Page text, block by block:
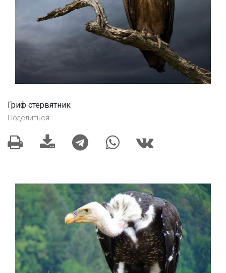
Гриф стервятник
Поделиться: